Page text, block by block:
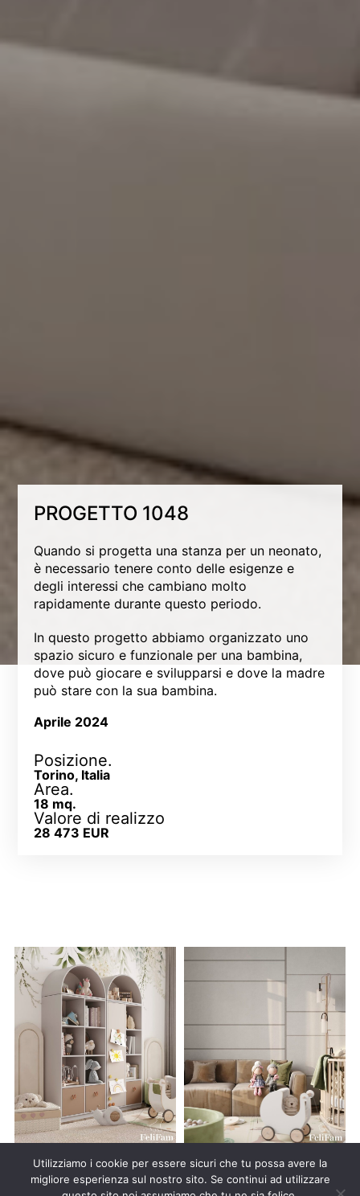
PROGETTO 1048
Quando si progetta una stanza per un neonato,
è necessario tenere conto delle esigenze e
degli interessi che cambiano molto
rapidamente durante questo periodo.
In questo progetto abbiamo organizzato uno
spazio sicuro e funzionale per una bambina,
dove può giocare e svilupparsi e dove la madre
può stare con la sua bambina.
Aprile 2024
Posizione.
Torino, Italia
Area.
18 mq.
Valore di realizzo
28 473 EUR
Utilizziamo i cookie per essere sicuri che tu possa avere la
migliore esperienza sul nostro sito. Se continui ad utilizzare